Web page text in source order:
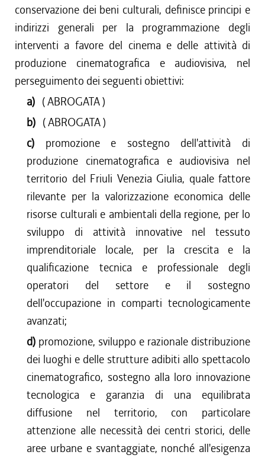
conservazione dei beni culturali, definisce principi e
indirizzi generali per la programmazione degli
interventi a favore del cinema e delle attività di
produzione cinematografica e audiovisiva, nel
perseguimento dei seguenti obiettivi:
a) ( ABROGATA )
b) ( ABROGATA )
c) promozione e sostegno dell'attività di
produzione cinematografica e audiovisiva nel
territorio del Friuli Venezia Giulia, quale fattore
rilevante per la valorizzazione economica delle
risorse culturali e ambientali della regione, per lo
sviluppo di attività innovative nel tessuto
imprenditoriale locale, per la crescita e la
qualificazione tecnica e professionale degli
operatori del settore e il sostegno
dell'occupazione in comparti tecnologicamente
avanzati;
d) promozione, sviluppo e razionale distribuzione
dei luoghi e delle strutture adibiti allo spettacolo
cinematografico, sostegno alla loro innovazione
tecnologica e garanzia di una equilibrata
diffusione nel territorio, con particolare
attenzione alle necessità dei centri storici, delle
aree urbane e svantaggiate, nonché all'esigenza